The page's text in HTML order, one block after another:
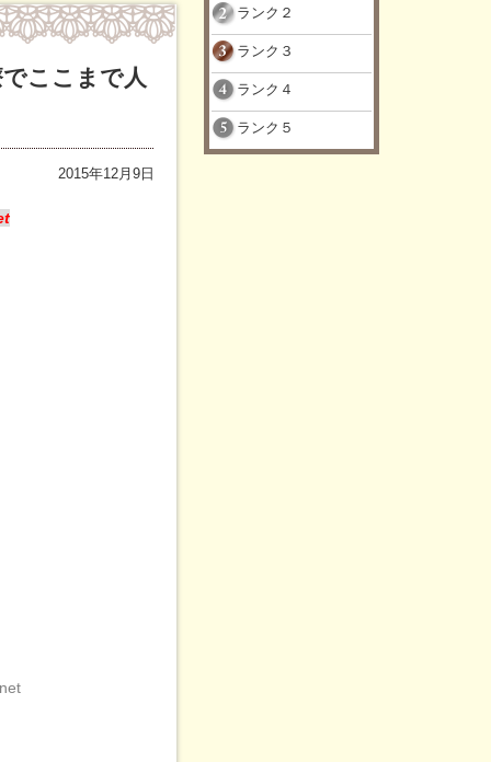
ここまで人
2015年12月9日
ランク２
ランク３
ランク４
ランク５